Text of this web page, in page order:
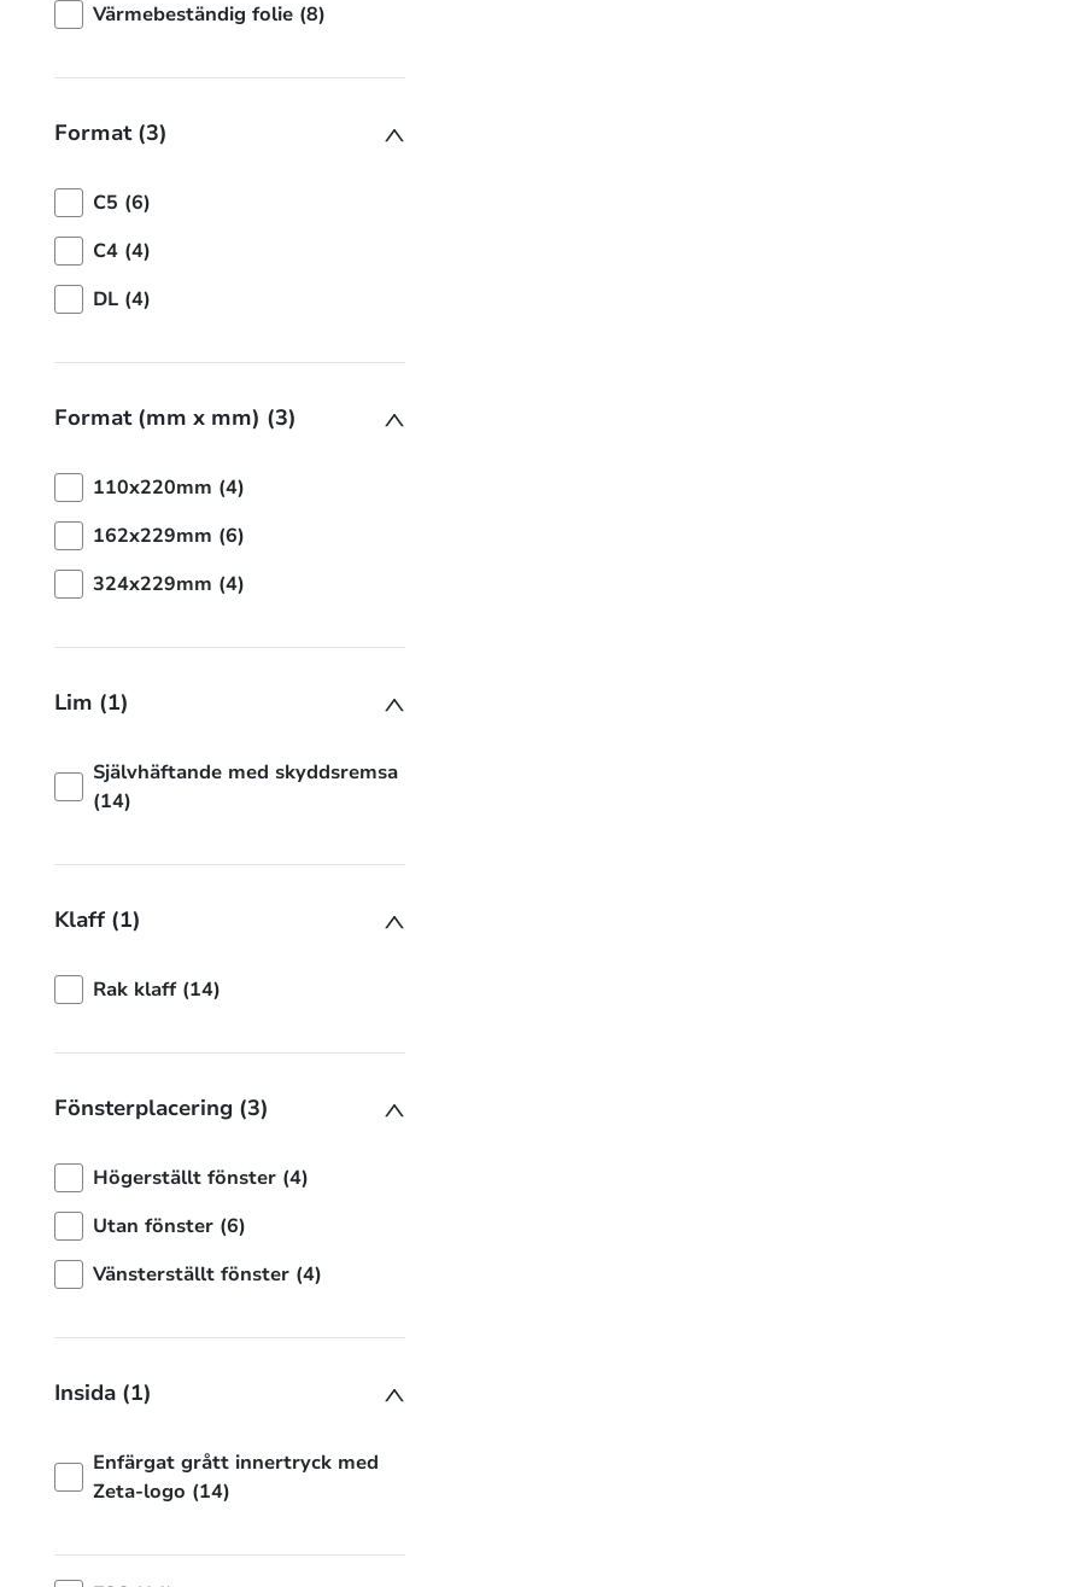
Värmebeständig folie (8)
Format (3)
C5 (6)
C4 (4)
DL (4)
Format (mm x mm) (3)
110x220mm (4)
162x229mm (6)
324x229mm (4)
Lim (1)
Självhäftande med skyddsremsa
(14)
Klaff (1)
Rak klaff (14)
Fönsterplacering (3)
Högerställt fönster (4)
Utan fönster (6)
Vänsterställt fönster (4)
Insida (1)
Enfärgat grått innertryck med
Zeta-logo (14)